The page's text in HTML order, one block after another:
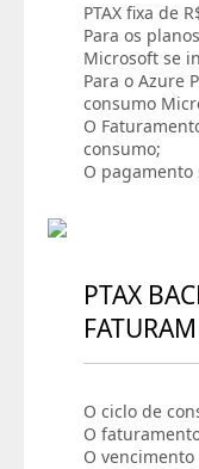
PTAX fixa de
Para os
Microsoft se
Para o Azure
consumo
O
consumo;
O
PTAX
O ciclo de
O
O